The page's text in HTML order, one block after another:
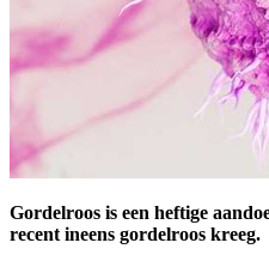
Gordelroos is een heftige
recent ineens gordelroos kreeg.